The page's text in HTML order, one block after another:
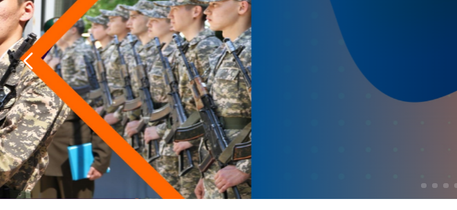
«МӘҢГІЛІК ЕЛ ЖАСТАРЫ-ИНДУСТРИЯҒА!»
- «СЕРПІН-2050» ӘЛЕУМЕТТІК
БАҒДАРЛАМАСЫ
ТОЛЫҒЫРАҚ